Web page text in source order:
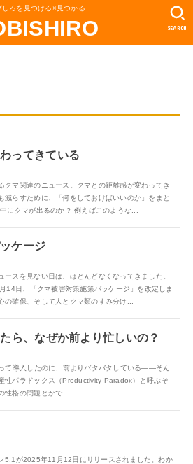
しろを見つける×見つかる
SEARCH
ってきている
クマ関連のニュース。クマとの距離感が変わってき
減らすために、「何をしておけばいいのか」をまと
にクマが出るのか？ 例えばこのような...
ケージ
ースを見ない日は、ほとんどなくなってきました。
14日、「クマ被害対策施策パッケージ」を改定しま
の確保、そして人とクマ類のすみ分け...
ら、なぜか前より忙しいの？
て導入したのに、前よりバタバタしている——そん
性パラドックス（Productivity Paradox）と呼ぶそ
性格の問題とかで...
5.1が2025年11月12日にリリースされました。わか